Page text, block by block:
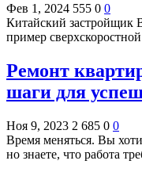
Фев 1, 2024 555 0 0
Китайский застройщик
пример
Ремонт
шаги для
Ноя 9, 2023 2 685 0 0
Время меняться. Вы
но знаете, что работа